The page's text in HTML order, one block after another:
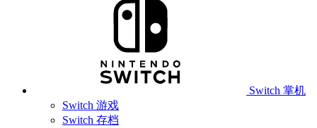
Switch 掌机
Switch 游戏
Switch 存档